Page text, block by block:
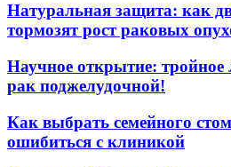
Натуральная защита: как
тормозят рост раковых
Научное открытие: тройное
рак поджелудочной!
Как выбрать семейного
ошибиться с клиникой